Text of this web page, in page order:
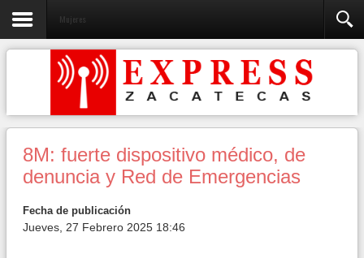
Mujeres
8M: fuerte dispositivo médico, de
denuncia y Red de Emergencias
Fecha de publicación
Jueves, 27 Febrero 2025 18:46